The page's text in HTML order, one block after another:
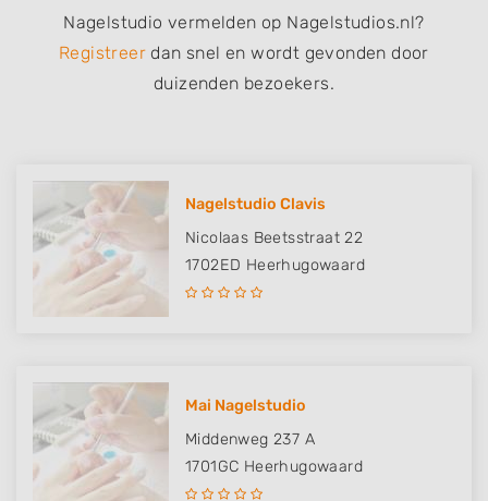
Nagelstudio vermelden op Nagelstudios.nl?
Registreer dan snel en wordt gevonden door
duizenden bezoekers.
Nagelstudio Clavis
Nicolaas Beetsstraat 22
1702ED Heerhugowaard
Mai Nagelstudio
Middenweg 237 A
1701GC Heerhugowaard